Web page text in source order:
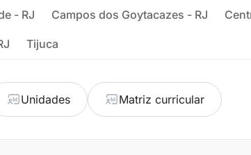
- RJ Campos dos Goytacazes - RJ
Tijuca
Unidades Matriz curricular